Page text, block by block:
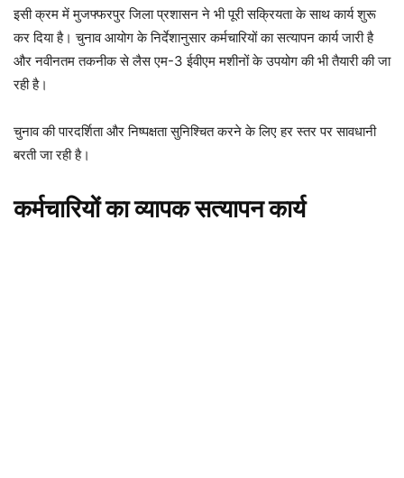
इसी क्रम में मुजफ्फरपुर जिला प्रशासन ने भी पूरी सक्रियता के साथ कार्य शुरू
कर दिया है। चुनाव आयोग के निर्देशानुसार कर्मचारियों का सत्यापन कार्य जारी है
और नवीनतम तकनीक से लैस एम-3 ईवीएम मशीनों के उपयोग की भी तैयारी की जा
रही है।
चुनाव की पारदर्शिता और निष्पक्षता सुनिश्चित करने के लिए हर स्तर पर सावधानी
बरती जा रही है।
कर्मचारियों का व्यापक सत्यापन कार्य